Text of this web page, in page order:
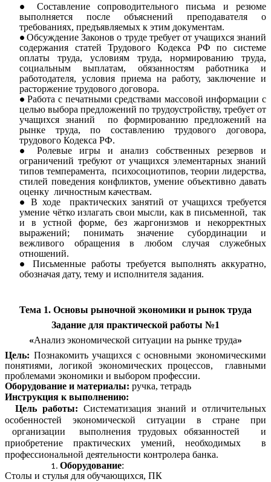
Составление сопроводительного письма и резюме
выполняется после объяснений преподавателя о
требованиях, предъявляемых к этим документам.
Обсуждение Законов о труде требует от учащихся знаний
содержания статей Трудового Кодекса РФ по системе
оплаты труда, условиям труда, нормированию труда,
социальным выплатам, обязанностям работника и
работодателя, условия приема на работу, заключение и
расторжение трудового договора.
Работа с печатными средствами массовой информации с
целью выбора предложений по трудоустройству, требует от
учащихся знаний по формированию предложений на
рынке труда, по составлению трудового договора,
трудового Кодекса РФ.
Ролевые игры и анализ собственных резервов и
ограничений требуют от учащихся элементарных знаний
типов темперамента, психосоциотипов, теории лидерства,
стилей поведения конфликтов, умение объективно давать
оценку личностным качествам.
В ходе практических занятий от учащихся требуется
умение чётко излагать свои мысли, как в письменной, так
и в устной форме, без жаргонизмов и некорректных
выражений; понимать значение субординации и
вежливого обращения в любом случая служебных
отношений.
Письменные работы требуется выполнять аккуратно,
обозначая дату, тему и исполнителя задания.
Тема 1. Основы рыночной экономики и рынок труда
Задание для практической работы №1
«Анализ экономической ситуации на рынке труда»
Цель: Познакомить учащихся с основными экономическими
понятиями, логикой экономических процессов, главными
проблемами экономики и выбором профессии.
Оборудование и материалы: ручка, тетрадь
Инструкция к выполнению:
Цель работы: Систематизация знаний и отличительных
особенностей экономической ситуации в стране при
организации выполнения трудовых обязанностей и
приобретение практических умений, необходимых в
профессиональной деятельности контролера банка.
Оборудование:
Столы и стулья для обучающихся, ПК